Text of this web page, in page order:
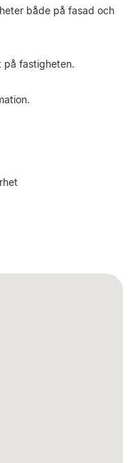
både på fasad och
på fastigheten.